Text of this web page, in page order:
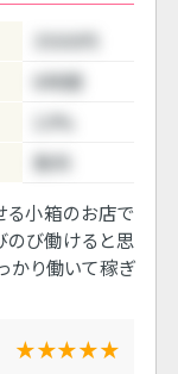
3500円
6時間
10%
無料
る小箱のお店で
のび働けると思
かり働いて稼ぎ
★★★★★